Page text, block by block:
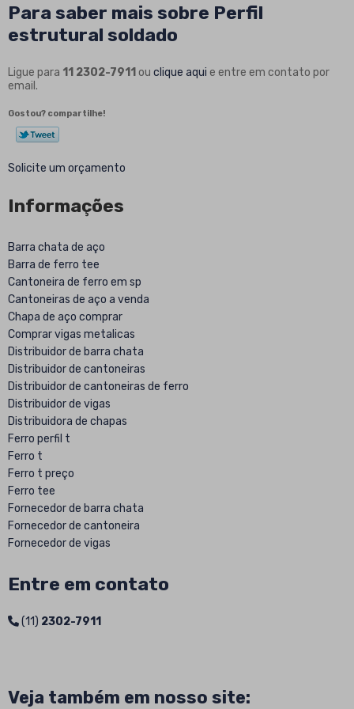
Para saber mais sobre Perfil
estrutural soldado
Ligue para 11 2302-7911 ou clique aqui e entre em contato por
email.
Gostou? compartilhe!
Solicite um orçamento
Informações
Barra chata de aço
Barra de ferro tee
Cantoneira de ferro em sp
Cantoneiras de aço a venda
Chapa de aço comprar
Comprar vigas metalicas
Distribuidor de barra chata
Distribuidor de cantoneiras
Distribuidor de cantoneiras de ferro
Distribuidor de vigas
Distribuidora de chapas
Ferro perfil t
Ferro t
Ferro t preço
Ferro tee
Fornecedor de barra chata
Fornecedor de cantoneira
Fornecedor de vigas
Fornecedores de vigas metalicas
Perfil estrutural soldado
Perfil soldado sao paulo
Tubo estrutural redondo
Entre em contato
(11) 2302-7911
Veja também em nosso site: